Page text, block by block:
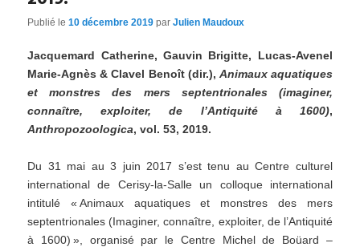
Publié le10 décembre 2019 parJulien Maudoux
Jacquemard Catherine, Gauvin Brigitte, Lucas-Avenel
Marie-Agnès & Clavel Benoît (dir.), Animaux aquatiques
et monstres des mers septentrionales (imaginer,
connaître, exploiter, de l’Antiquité à 1600),
Anthropozoologica, vol. 53, 2019.
Du 31 mai au 3 juin 2017 s’est tenu au Centre culturel
international de Cerisy-la-Salle un colloque international
intitulé « Animaux aquatiques et monstres des mers
septentrionales (Imaginer, connaître, exploiter, de l’Antiquité
à 1600) », organisé par le Centre Michel de Boüard –